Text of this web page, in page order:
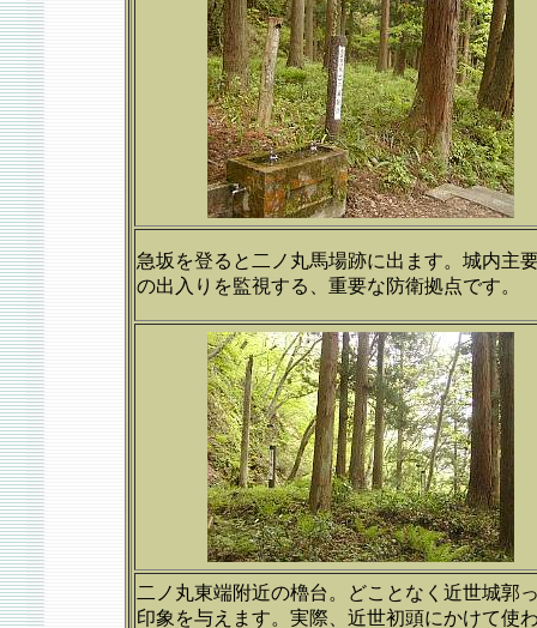
急坂を登ると二ノ丸馬場跡に出ます。城内主
の出入りを監視する、重要な防衛拠点です。
二ノ丸東端附近の櫓台。どことなく近世城郭
印象を与えます。実際、近世初頭にかけて使